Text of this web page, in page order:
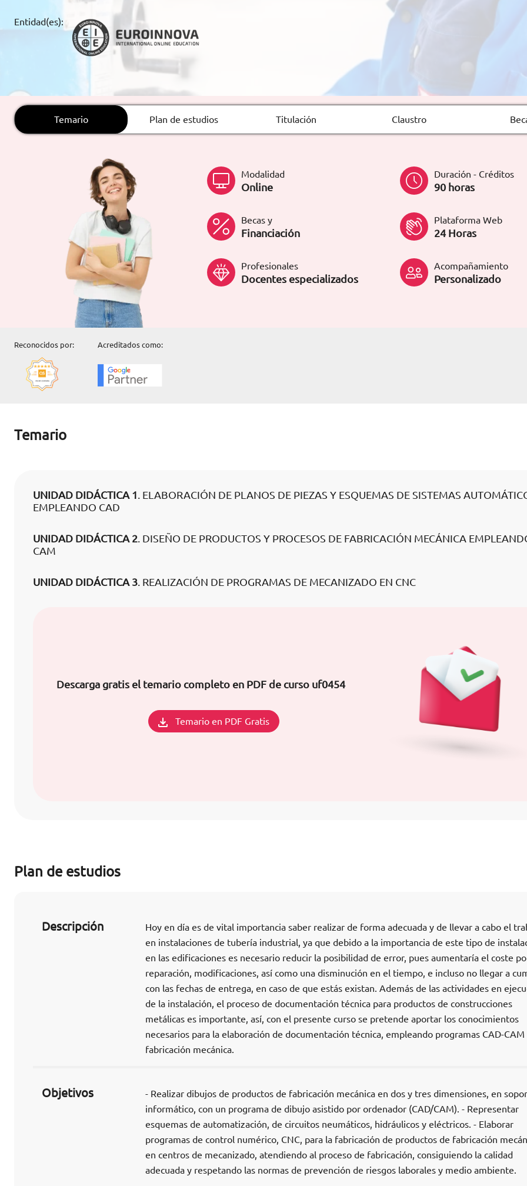
ARTÍCULOS
ORIENTACIÓN
CONTACTO
(+34)958 050 200(gratuito en
formacion@euroinnova.com
TRABAJA CON NOSOTROS
Entidad(es):
Temario Plan de estudios Titulación Claustro
Modalidad
Online
Duración - Créditos
90 horas
Becas y
Financiación
Plataforma Web
24 Horas
Profesionales
Docentes especializados
Acompañamiento
Personalizado
Reconocidos por: Acreditados como:
Temario
UNIDAD DIDÁCTICA 1. ELABORACIÓN DE PLANOS DE PIEZAS Y ESQUEMAS DE SISTEMAS
EMPLEANDO CAD
UNIDAD DIDÁCTICA 2. DISEÑO DE PRODUCTOS Y PROCESOS DE FABRICACIÓN MECÁNICA
CAM
UNIDAD DIDÁCTICA 3. REALIZACIÓN DE PROGRAMAS DE MECANIZADO EN CNC
Descarga gratis el temario completo en PDF de curso uf0454
Temario en PDF Gratis
Plan de estudios
Descripción
Hoy en día es de vital importancia saber realizar de forma adecuada y de llevar a cabo el
en instalaciones de tubería industrial, ya que debido a la importancia de este tipo de
en las edificaciones es necesario reducir la posibilidad de error, pues aumentaría el coste
reparación, modificaciones, así como una disminución en el tiempo, e incluso no llegar a
con las fechas de entrega, en caso de que estás existan. Además de las actividades en
de la instalación, el proceso de documentación técnica para productos de construcciones
metálicas es importante, así, con el presente curso se pretende aportar los conocimientos
necesarios para la elaboración de documentación técnica, empleando programas CAD-CAM
fabricación mecánica.
Objetivos
- Realizar dibujos de productos de fabricación mecánica en dos y tres dimensiones, en
informático, con un programa de dibujo asistido por ordenador (CAD/CAM). - Representar
esquemas de automatización, de circuitos neumáticos, hidráulicos y eléctricos. - Elaborar
programas de control numérico, CNC, para la fabricación de productos de fabricación
en centros de mecanizado, atendiendo al proceso de fabricación, consiguiendo la calidad
adecuada y respetando las normas de prevención de riesgos laborales y medio ambiente.